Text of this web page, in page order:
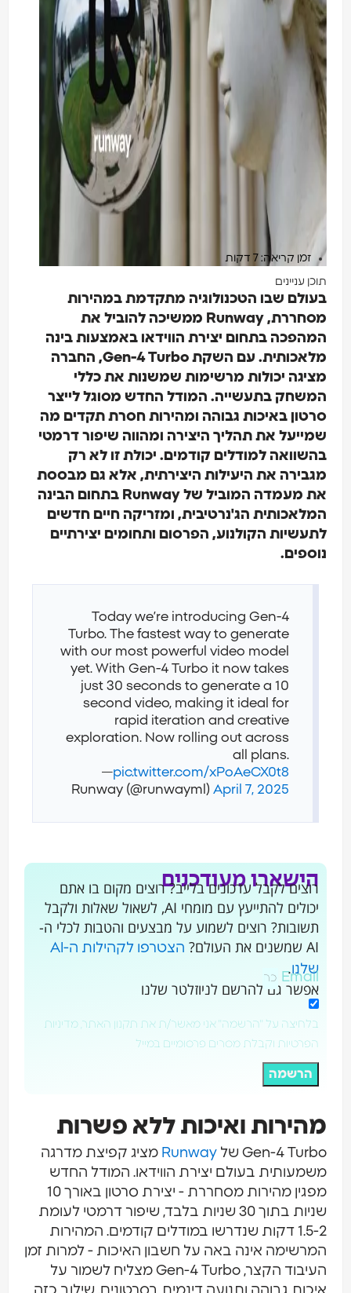
זמן קריאה: 7 דקות
תוכן עניינים
בעולם שבו הטכנולוגיה מתקדמת במהירות
מסחררת, Runway ממשיכה להוביל את
המהפכה בתחום יצירת הווידאו באמצעות בינה
מלאכותית. עם השקת Gen-4 Turbo, החברה
מציגה יכולות מרשימות שמשנות את כללי
המשחק בתעשייה. המודל החדש מסוגל לייצר
סרטון באיכות גבוהה ומהירות חסרת תקדים מה
שמייעל את תהליך היצירה ומהווה שיפור דרמטי
בהשוואה למודלים קודמים. יכולת זו לא רק
מגבירה את היעילות היצירתית, אלא גם מבססת
את מעמדה המוביל של Runway בתחום הבינה
המלאכותית הג'נרטיבית, ומזריקה חיים חדשים
לתעשיות הקולנוע, הפרסום ותחומים יצירתיים
נוספים.
Today we’re introducing Gen-4
Turbo. The fastest way to generate
with our most powerful video model
yet. With Gen-4 Turbo it now takes
just 30 seconds to generate a 10
second video, making it ideal for
rapid iteration and creative
exploration. Now rolling out across
all plans.
pic.twitter.com/xPoAeCX0t8
—
Runway (@runwayml)April 7, 2025
הישארו מעודכנים
רוצים לקבל עדכונים בלייב? רוצים מקום בו אתם
יכולים להתייעץ עם מומחי AI, לשאול שאלות ולקבל
תשובות? רוצים לשמוע על מבצעים והטבות לכלי ה-
הצטרפו לקהילות ה-AI
שלנו.
אפשר גם להרשם לניוזלטר שלנו
Email
בלחיצה על "הרשמה" אני מאשר/ת את תקנון האתר, מדיניות
הפרטיות וקבלת מסרים פרסומיים במייל
הרשמה
מהירות ואיכות ללא פשרות
Gen-4 Turbo של Runwayמציג קפיצת מדרגה
משמעותית בעולם יצירת הווידאו. המודל החדש
מפגין מהירות מסחררת - יצירת סרטון באורך 10
שניות בתוך 30 שניות בלבד, שיפור דרמטי לעומת
1.5-2 דקות שנדרשו במודלים קודמים. המהירות
המרשימה אינה באה על חשבון האיכות - למרות זמן
העיבוד הקצר, Gen-4 Turbo מצליח לשמור על